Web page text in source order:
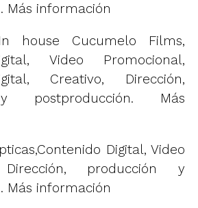
Más información
Cucumelo Films,
Video Promocional,
Creativo, Dirección,
postproducción. Más
Digital, Video
Dirección, producción y
Más información